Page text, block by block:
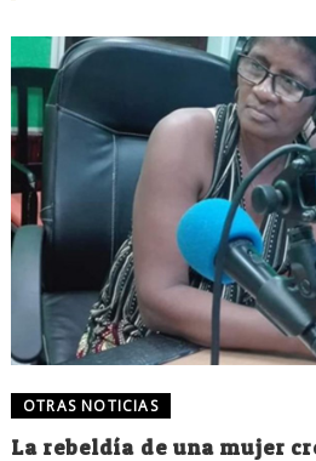
OTRAS NOTICIAS
La rebeldía de una mujer